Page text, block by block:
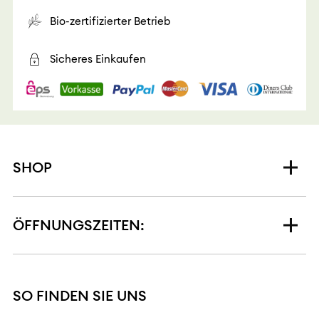
Bio-zertifizierter Betrieb
Sicheres Einkaufen
SHOP
ÖFFNUNGSZEITEN:
SO FINDEN SIE UNS